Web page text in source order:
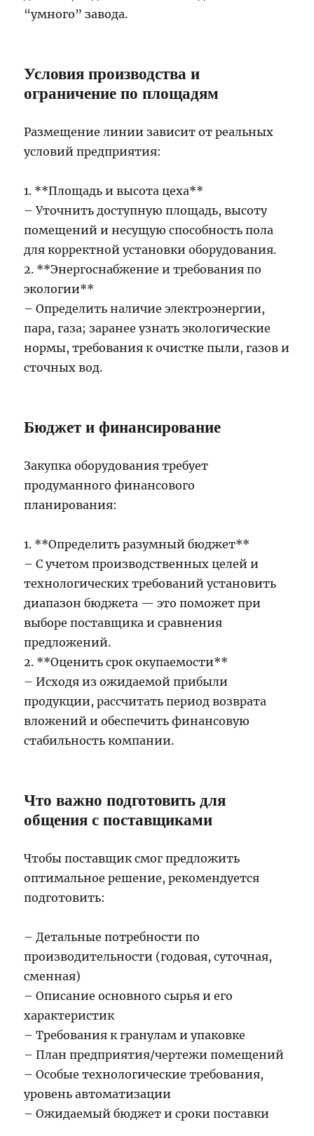
“умного” завода.
Условия производства и
ограничение по площадям
Размещение линии зависит от реальных
условий предприятия:
1. **Площадь и высота цеха**
– Уточнить доступную площадь, высоту
помещений и несущую способность пола
для корректной установки оборудования.
2. **Энергоснабжение и требования по
экологии**
– Определить наличие электроэнергии,
пара, газа; заранее узнать экологические
нормы, требования к очистке пыли, газов и
сточных вод.
Бюджет и финансирование
Закупка оборудования требует
продуманного финансового
планирования:
1. **Определить разумный бюджет**
– С учетом производственных целей и
технологических требований установить
диапазон бюджета — это поможет при
выборе поставщика и сравнения
предложений.
2. **Оценить срок окупаемости**
– Исходя из ожидаемой прибыли
продукции, рассчитать период возврата
вложений и обеспечить финансовую
стабильность компании.
Что важно подготовить для
общения с поставщиками
Чтобы поставщик смог предложить
оптимальное решение, рекомендуется
подготовить:
– Детальные потребности по
производительности (годовая, суточная,
сменная)
– Описание основного сырья и его
характеристик
– Требования к гранулам и упаковке
– План предприятия/чертежи помещений
– Особые технологические требования,
уровень автоматизации
– Ожидаемый бюджет и сроки поставки